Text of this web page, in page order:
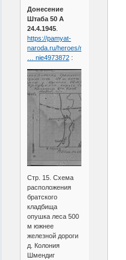
Донесение
Штаба 50 А
24.4.1945.
https://pamyat-
naroda.ru/heroes/memoria
… nie4973872:
Стр. 15. Схема
расположения
братского
кладбища
опушка леса 500
м южнее
железной дороги
д. Колония
Шмендиг